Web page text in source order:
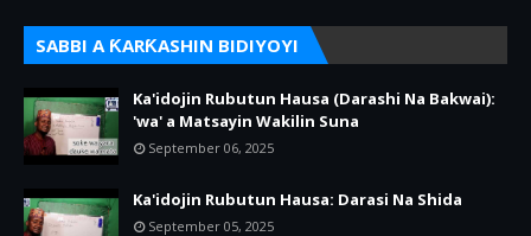
SABBI A ƘARƘASHIN BIDIYOYI
Ka'idojin Rubutun Hausa (Darashi Na Bakwai):
'wa' a Matsayin Wakilin Suna
September 06, 2025
Ka'idojin Rubutun Hausa: Darasi Na Shida
September 05, 2025